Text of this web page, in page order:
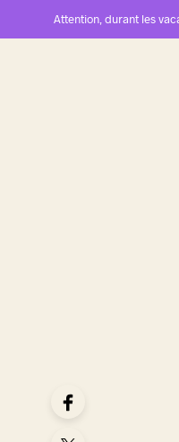
Attention, durant les